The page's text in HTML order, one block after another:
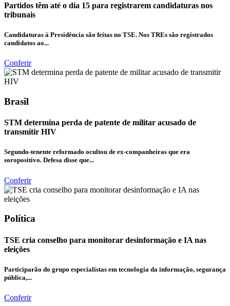
Partidos têm até o dia 15 para registrarem candidaturas nos
tribunais
Candidaturas à Presidência são feitas no TSE. Nos TREs são registrados
candidatos ao...
Conferir
Brasil
STM determina perda de patente de militar acusado de
transmitir HIV
Segundo-tenente reformado ocultou de ex-companheiras que era
soropositivo. Defesa disse que...
Conferir
Política
TSE cria conselho para monitorar desinformação e IA nas
eleições
Participarão do grupo especialistas em tecnologia da informação, segurança
pública,...
Conferir